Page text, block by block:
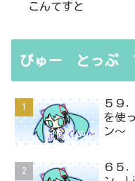
こんてすと
びゅー とっぷ
５９
を使
ン～
６５